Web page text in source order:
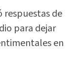
de
para dejar
en